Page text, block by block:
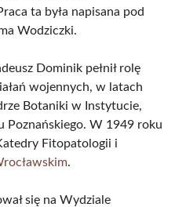
ta była napisana pod
Wodziczki.
Dominik pełnił rolę
wojennych, w latach
Botaniki w Instytucie,
Poznańskiego. W 1949 roku
Fitopatologii i
.
się na Wydziale